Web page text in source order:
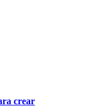
crear